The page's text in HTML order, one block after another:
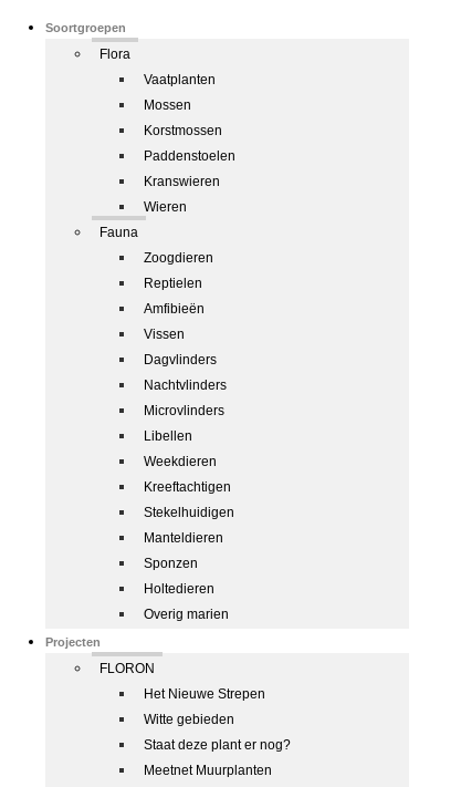
Soortgroepen
Flora
Vaatplanten
Mossen
Korstmossen
Paddenstoelen
Kranswieren
Wieren
Fauna
Zoogdieren
Reptielen
Amfibieën
Vissen
Dagvlinders
Nachtvlinders
Microvlinders
Libellen
Weekdieren
Kreeftachtigen
Stekelhuidigen
Manteldieren
Sponzen
Holtedieren
Overig marien
Projecten
FLORON
Het Nieuwe Strepen
Witte gebieden
Staat deze plant er nog?
Meetnet Muurplanten